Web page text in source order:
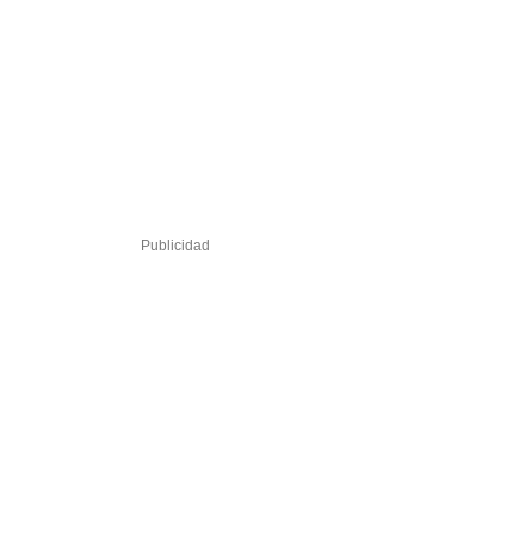
Publicidad